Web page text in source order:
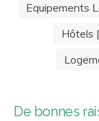
Equipements
Hôtels
De bonnes